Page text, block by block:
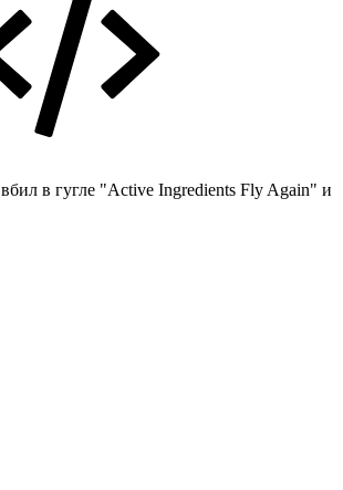
вбил в гугле "Active Ingredients Fly Again" и